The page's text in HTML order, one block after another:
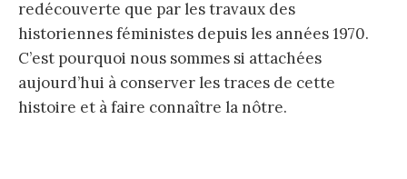
redécouverte que par les travaux des
historiennes féministes depuis les années 1970.
C’est pourquoi nous sommes si attachées
aujourd’hui à conserver les traces de cette
histoire et à faire connaître la nôtre.